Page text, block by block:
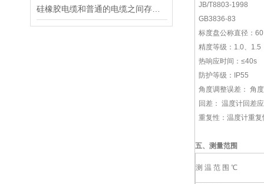
JB/T8803-1998
GB3836-83
标度盘公称直径：
精度等级：1.0、1.5
热响应时间：≤40s
防护等级：IP55
角度调整误差： 角
回差： 温度计回差
重复性：温度计重
五、测量范围
测 温 范 围 ℃